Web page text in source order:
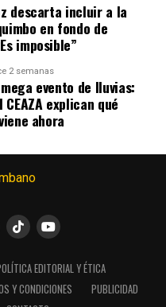
descarta incluir a la
en fondo de
imposible”
2 semanas
evento de lluvias:
explican qué
ahora
EDITORIAL Y ÉTICA
Y CONDICIONES
PUBLICIDAD